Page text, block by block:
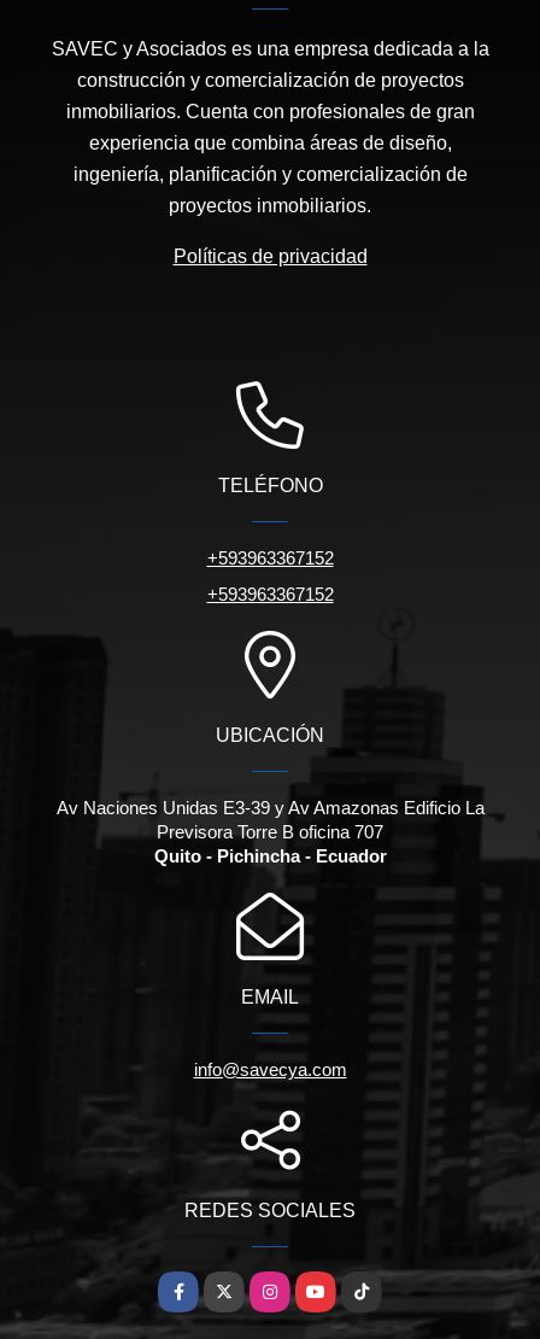
SAVEC y Asociados es una empresa dedicada a la
construcción y comercialización de proyectos
inmobiliarios. Cuenta con profesionales de gran
experiencia que combina áreas de diseño,
ingeniería, planificación y comercialización de
proyectos inmobiliarios.
Políticas de privacidad
TELÉFONO
+593963367152
+593963367152
UBICACIÓN
Av Naciones Unidas E3-39 y Av Amazonas Edificio La
Previsora Torre B oficina 707
Quito - Pichincha - Ecuador
EMAIL
info@savecya.com
REDES SOCIALES
Facebook
X InstagramYouTubeTikTok